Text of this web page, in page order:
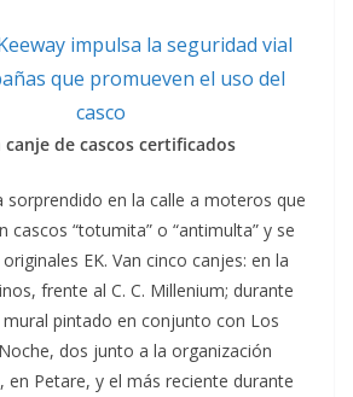
canje de cascos certificados
sorprendido en la calle a moteros que
cascos “totumita” o “antimulta” y se
EK. Van cinco canjes: en la
frente al C. C. Millenium; durante
pintado en conjunto con Los
dos junto a la organización
en Petare, y el más reciente durante